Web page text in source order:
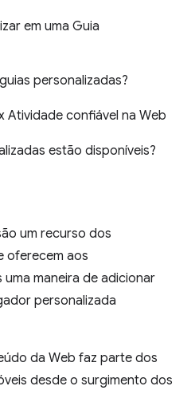
em uma Guia
personalizadas?
Atividade confiável na Web
estão disponíveis?
um recurso dos
oferecem aos
maneira de adicionar
personalizada
da Web faz parte dos
desde o surgimento dos